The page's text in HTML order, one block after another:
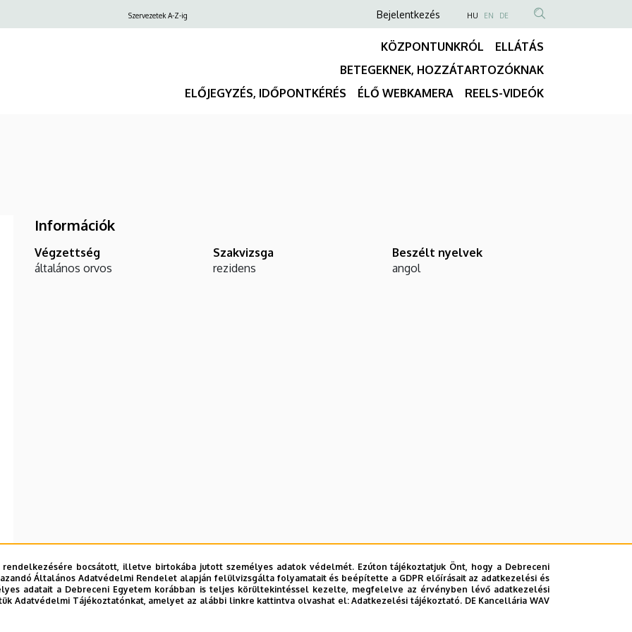
bocsátott, illetve birtokába jutott személyes adatok védelmét. Ezúton tájékoztatjuk Önt, hogy a Debreceni
Általános Adatvédelmi Rendelet alapján felülvizsgálta folyamatait és beépítette a GDPR előírásait az adatkezelési és
adatait a Debreceni Egyetem korábban is teljes körültekintéssel kezelte, megfelelve az érvényben lévő adatkezelési
Adatvédelmi Tájékoztatónkat, amelyet az alábbi linkre kattintva olvashat el:Adatkezelési tájékoztató. DE Kancellária WAV
Szervezetek A-Z-ig
Anonim
fiók
menüje
Bejelentkezés NYELVVÁLASZTÓ
HU EN DE
TARTALOM
KERESÉSE
KÖZPONTUNKRÓL
ELLÁTÁS
BETEGEKNEK, HOZZÁTARTOZÓKNAK
ELŐJEGYZÉS, IDŐPONTKÉRÉS
ÉLŐ WEBKAMERA REELS-VIDEÓK
Információk
Végzettség
általános orvos
Szakvizsga
rezidens
Beszélt nyelvek
angol